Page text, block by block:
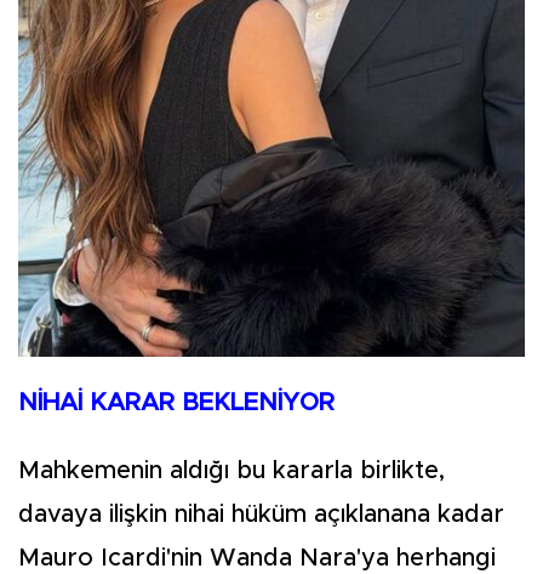
NİHAİ KARAR BEKLENİYOR
Mahkemenin aldığı bu kararla birlikte,
davaya ilişkin nihai hüküm açıklanana kadar
Mauro Icardi'nin Wanda Nara'ya herhangi